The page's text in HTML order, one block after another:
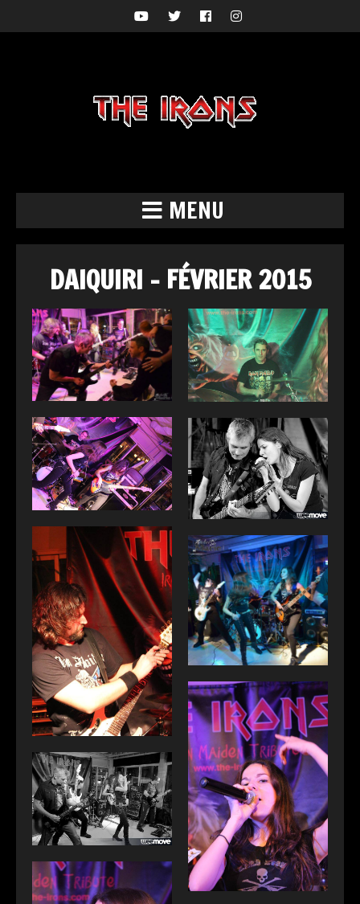
MENU
DAIQUIRI – FÉVRIER 2015